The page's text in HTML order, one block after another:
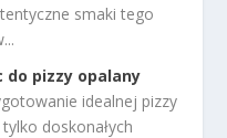
smaki tego
do pizzy opalany
idealnej pizzy
doskonałych